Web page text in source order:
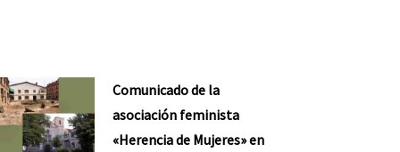
Comunicado de la
asociación feminista
«Herencia de Mujeres» en